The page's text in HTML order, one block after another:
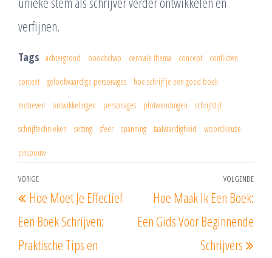
verfijnen.
Tags achtergrond boodschap centrale thema concept conflicten
context geloofwaardige personages hoe schrijf je een goed boek
motieven ontwikkelingen personages plotwendingen schrijfstijl
schrijftechnieken setting sfeer spanning taalvaardigheid woordkeuze
zinsbouw
Berichtnavigatie
Vorig
bericht
VORIGE
Hoe Moet Je Effectief
Een Boek Schrijven:
Praktische Tips en
VOLGENDE
Hoe Maak Ik Een Boek:
Een Gids Voor Beginnende
Schrijvers